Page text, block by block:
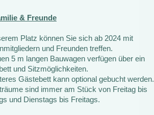
& Freunde
Platz können Sie sich ab 2024 mit
und Freunden treffen.
5 m langen Bauwagen verfügen über ein
und Sitzmöglichkeiten.
Gästebett kann optional gebucht werden.
sind immer am Stück von Freitag bis
und Dienstags bis Freitags.